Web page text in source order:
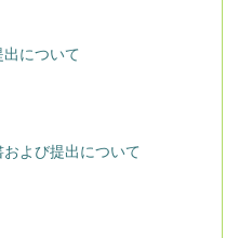
について
よび提出について